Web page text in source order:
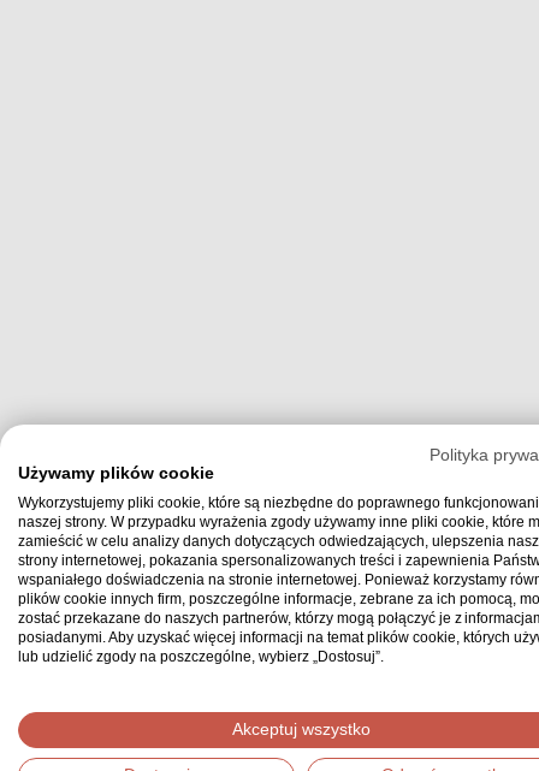
Polityka
Używamy plików cookie
Wykorzystujemy pliki cookie, które są niezbędne do poprawnego
naszej strony. W przypadku wyrażenia zgody używamy inne pliki cookie, które
zamieścić w celu analizy danych dotyczących odwiedzających, ulepszenia
strony internetowej, pokazania spersonalizowanych treści i zapewnienia
wspaniałego doświadczenia na stronie internetowej. Ponieważ korzystamy
plików cookie innych firm, poszczególne informacje, zebrane za ich pomocą,
zostać przekazane do naszych partnerów, którzy mogą połączyć je z
posiadanymi. Aby uzyskać więcej informacji na temat plików cookie, których
lub udzielić zgody na poszczególne, wybierz „Dostosuj”.
Akceptuj wszystko